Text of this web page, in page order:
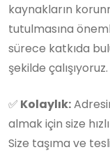
kaynakların
tutulmasına
sürece katkıda
şekilde çalışıyoruz.
✅ Kolaylık:
almak için size
Size taşıma ve